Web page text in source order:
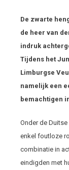
De zwarte
de heer van
indruk
Tijdens het
Limburgse
namelijk een
bemachtigen
Onder de
enkel foutloze
combinatie in
eindigden met